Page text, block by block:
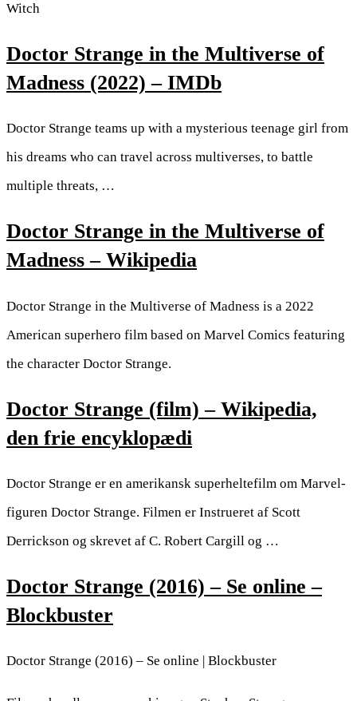
Witch
Doctor Strange in the Multiverse of
Madness (2022) – IMDb
Doctor Strange teams up with a mysterious teenage girl from
his dreams who can travel across multiverses, to battle
multiple threats, …
Doctor Strange in the Multiverse of
Madness – Wikipedia
Doctor Strange in the Multiverse of Madness is a 2022
American superhero film based on Marvel Comics featuring
the character Doctor Strange.
Doctor Strange (film) – Wikipedia,
den frie encyklopædi
Doctor Strange er en amerikansk superheltefilm om Marvel-
figuren Doctor Strange. Filmen er Instrueret af Scott
Derrickson og skrevet af C. Robert Cargill og …
Doctor Strange (2016) – Se online –
Blockbuster
Doctor Strange (2016) – Se online | Blockbuster